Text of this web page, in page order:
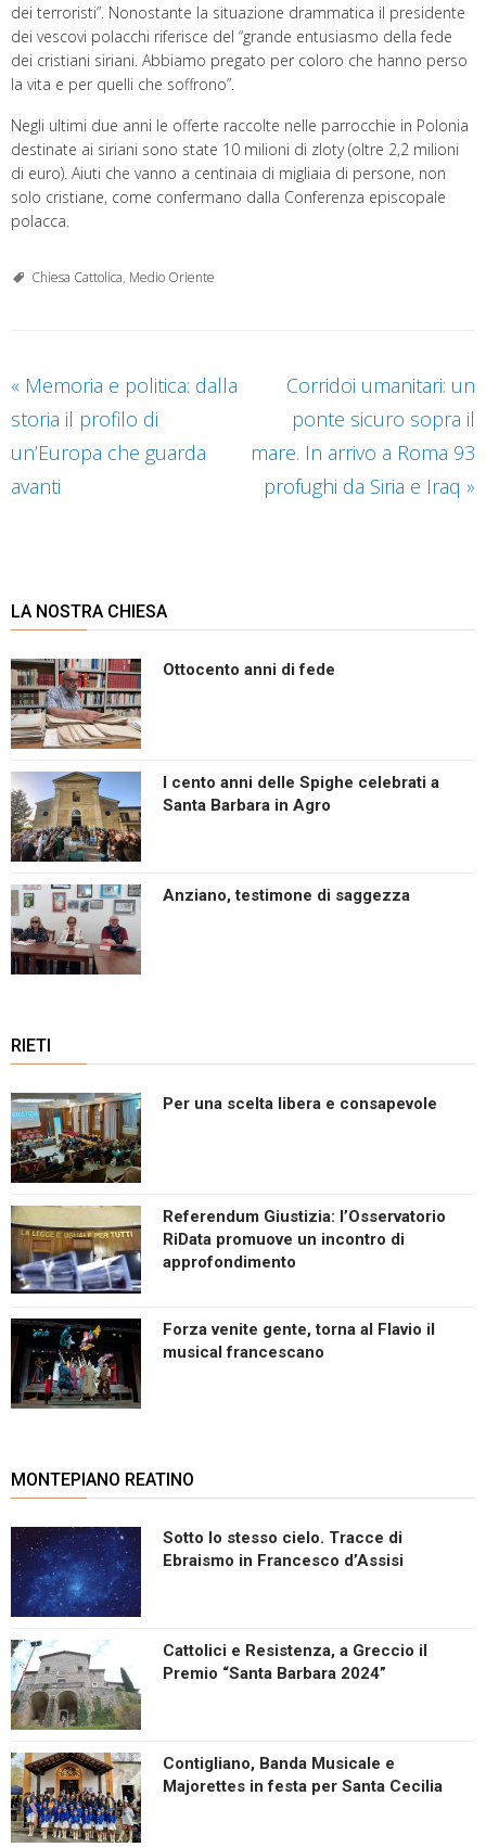
dei terroristi”. Nonostante la situazione drammatica il presidente
dei vescovi polacchi riferisce del “grande entusiasmo della fede
dei cristiani siriani. Abbiamo pregato per coloro che hanno perso
la vita e per quelli che soffrono”.
Negli ultimi due anni le offerte raccolte nelle parrocchie in Polonia
destinate ai siriani sono state 10 milioni di zloty (oltre 2,2 milioni
di euro). Aiuti che vanno a centinaia di migliaia di persone, non
solo cristiane, come confermano dalla Conferenza episcopale
polacca.
Chiesa Cattolica, Medio Oriente
« Memoria e politica: dalla
storia il profilo di
un’Europa che guarda
avanti
Corridoi umanitari: un
ponte sicuro sopra il
mare. In arrivo a Roma 93
profughi da Siria e Iraq »
LA NOSTRA CHIESA
Ottocento anni di fede
I cento anni delle Spighe celebrati a
Santa Barbara in Agro
Anziano, testimone di saggezza
RIETI
Per una scelta libera e consapevole
Referendum Giustizia: l’Osservatorio
RiData promuove un incontro di
approfondimento
Forza venite gente, torna al Flavio il
musical francescano
MONTEPIANO REATINO
Sotto lo stesso cielo. Tracce di
Ebraismo in Francesco d’Assisi
Cattolici e Resistenza, a Greccio il
Premio “Santa Barbara 2024”
Contigliano, Banda Musicale e
Majorettes in festa per Santa Cecilia